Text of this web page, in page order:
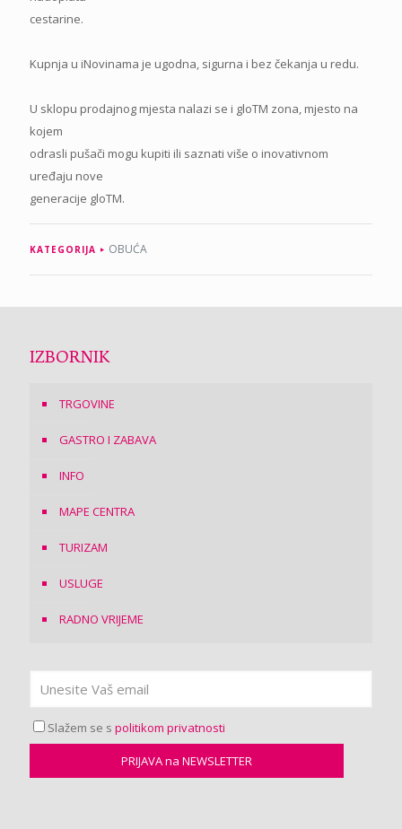
cestarine.
Kupnja u iNovinama je ugodna, sigurna i bez čekanja u redu.
U sklopu prodajnog mjesta nalazi se i gloTM zona, mjesto na
kojem
odrasli pušači mogu kupiti ili saznati više o inovativnom
uređaju nove
generacije gloTM.
KATEGORIJA OBUĆA
IZBORNIK
TRGOVINE
GASTRO I ZABAVA
INFO
MAPE CENTRA
TURIZAM
USLUGE
RADNO VRIJEME
Slažem se s politikom privatnosti